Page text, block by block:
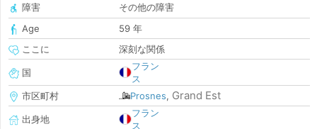
障害
その他の障害
Age
59 年
ここに
深刻な関係
国
フラン
ス
市区町村
Prosnes, Grand Est
出身地
フラン
ス